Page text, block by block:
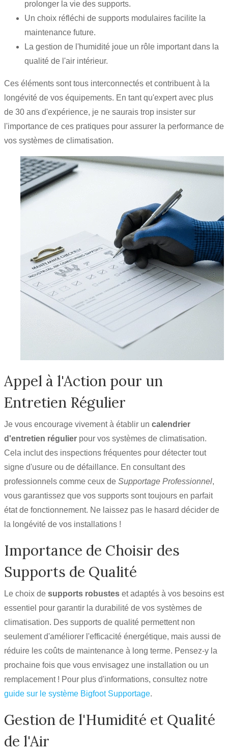
prolonger la vie des supports.
Un choix réfléchi de supports modulaires facilite la
maintenance future.
La gestion de l'humidité joue un rôle important dans la
qualité de l'air intérieur.
Ces éléments sont tous interconnectés et contribuent à la
longévité de vos équipements. En tant qu'expert avec plus
de 30 ans d'expérience, je ne saurais trop insister sur
l'importance de ces pratiques pour assurer la performance de
vos systèmes de climatisation.
Appel à l'Action pour un
Entretien Régulier
Je vous encourage vivement à établir un calendrier
d'entretien régulier pour vos systèmes de climatisation.
Cela inclut des inspections fréquentes pour détecter tout
signe d'usure ou de défaillance. En consultant des
professionnels comme ceux de Supportage Professionnel,
vous garantissez que vos supports sont toujours en parfait
état de fonctionnement. Ne laissez pas le hasard décider de
la longévité de vos installations !
Importance de Choisir des
Supports de Qualité
Le choix de supports robustes et adaptés à vos besoins est
essentiel pour garantir la durabilité de vos systèmes de
climatisation. Des supports de qualité permettent non
seulement d'améliorer l'efficacité énergétique, mais aussi de
réduire les coûts de maintenance à long terme. Pensez-y la
prochaine fois que vous envisagez une installation ou un
remplacement ! Pour plus d'informations, consultez notre
guide sur le système Bigfoot Supportage.
Gestion de l'Humidité et Qualité
de l'Air